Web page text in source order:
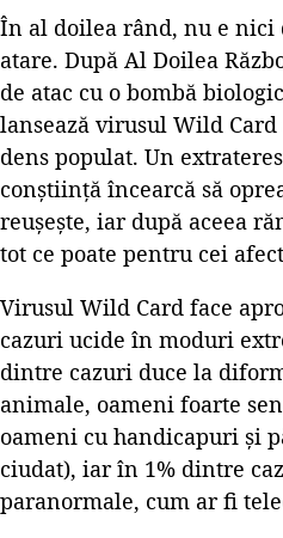
În al doilea rând, nu e nici
atare. După Al Doilea
de atac cu o bombă
lansează virusul Wild
dens populat. Un
conștiință încearcă să
reușește, iar după aceea
tot ce poate pentru cei
Virusul Wild Card face
cazuri ucide în moduri
dintre cazuri duce la
animale, oameni foarte
oameni cu handicapuri și
ciudat), iar în 1% dintre
paranormale, cum ar fi